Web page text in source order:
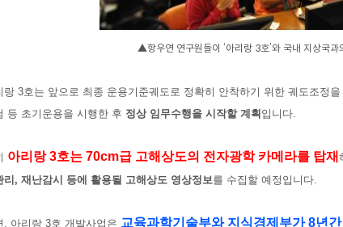
▲항우연 연구원들이 ‘아리랑 3호’와 국내 지상국
랑 3호는 앞으로 최종 운용기준궤도로 정확히 안착하기 위한 궤도조정
등 초기운용을 시행한 후 정상 임무수행을 시작할 계획 입니다.
아리랑 3호는 70cm급 고해상도의 전자광학 카메라를 탑재
리, 재난감시 등에 활용될 고해상도 영상정보를 수집할 예정입니다.
, 아리랑 3호 개발사업은 교육과학기술부와 지식경제부가 8년